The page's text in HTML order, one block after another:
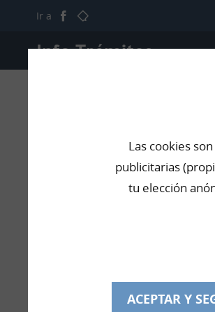
Ir a
Info Trámites
Las cookies
publicitarias
tu elección
ACEPTAR Y